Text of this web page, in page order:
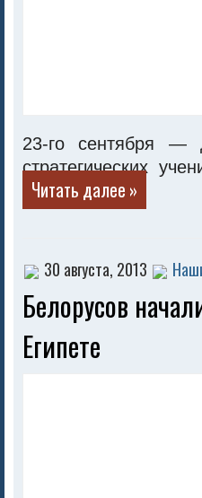
23-го сентября —
стратегических
Читать далее »
30 августа, 2013
Белорусов
Египете